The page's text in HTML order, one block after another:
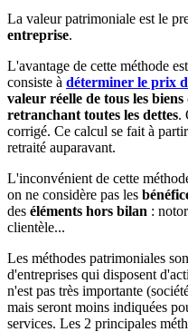
La valeur patrimoniale est le
entreprise.
L'avantage de cette méthode
consiste à déterminer le prix
valeur réelle de tous les
retranchant toutes les dettes.
corrigé. Ce calcul se fait à
retraité auparavant.
L'inconvénient de cette
on ne considère pas les
des éléments hors bilan :
clientèle...
Les méthodes patrimoniales
d'entreprises qui disposent
n'est pas très importante
mais seront moins indiquées
services. Les 2 principales